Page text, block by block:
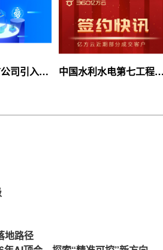
司引入
中国水利水电第七工程
地路径